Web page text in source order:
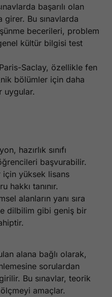
başarılı olan
girer. Bu sınavlarda
becerileri, problem
kültür bilgisi test
Paris-Saclay, özellikle fen
bölümler için daha
uygular.
hazırlık sınıfı
başvurabilir.
için yüksek lisans
hakkı tanınır.
alanların yanı sıra
dilbilim gibi geniş bir
alana bağlı olarak,
sorulardan
Bu sınavlar, teorik
amaçlar.